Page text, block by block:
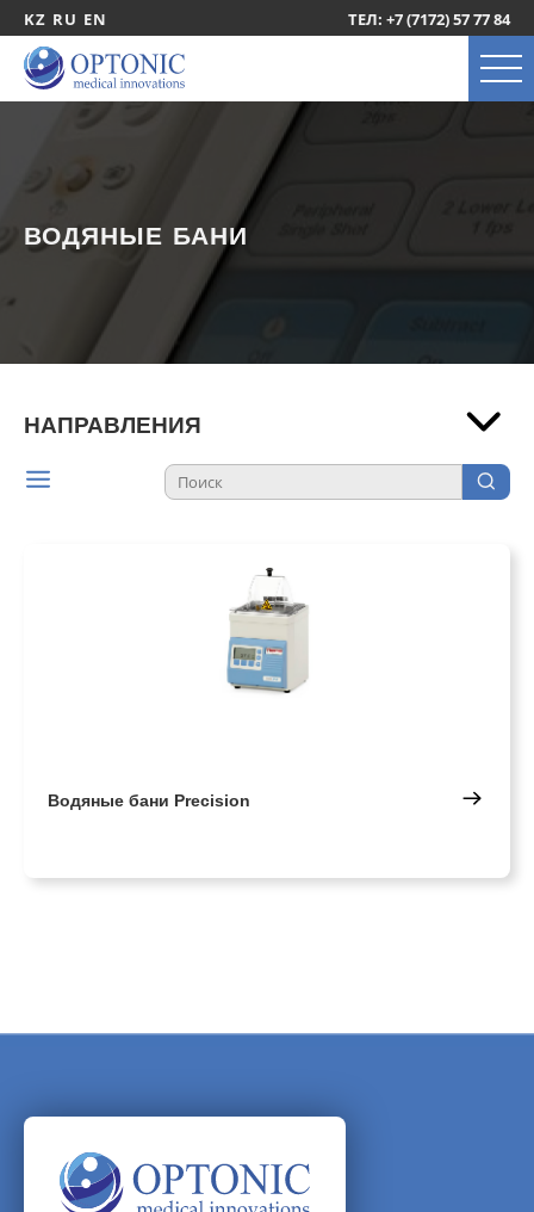
KZ RU EN ТЕЛ: +7 (7172) 57 77 84
ВОДЯНЫЕ БАНИ
НАПРАВЛЕНИЯ
Водяные бани Precision